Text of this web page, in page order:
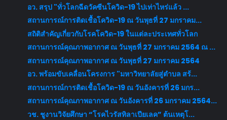
อว. สรุป "ทั่วโลกฉีดวัคซีนโควิด-19 ไปเท่าไหร่แล้ว ...
สถานการณ์การติดเชื้อโควิด-19 ณ วันพุธที่ 27 มกราคม...
สถิติสำคัญเกี่ยวกับโรคโควิด-19 ในแต่ละประเทศทั่วโลก
สถานการณ์คุณภาพอากาศ ณ วันพุธที่ 27 มกราคม 2564 ณ ...
สถานการณ์คุณภาพอากาศ ณ วันพุธที่ 27 มกราคม 2564
อว. พร้อมขับเคลื่อนโครงการ "มหาวิทยาลัยสู่ตำบล สร้...
สถานการณ์การติดเชื้อโควิด-19 ณ วันอังคารที่ 26 มกร...
สถานการณ์คุณภาพอากาศ ณ วันอังคารที่ 26 มกราคม 2564...
วช. ชูงานวิจัยศึกษา “โรคไวรัสทิลาเปียเลค” ต้นเหตุโ...